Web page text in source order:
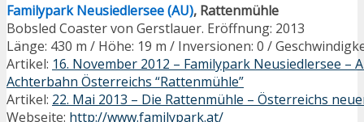
Familypark Neusiedlersee (AU), Rattenmühle
Bobsled Coaster von Gerstlauer. Eröffnung: 2013
Länge: 430 m / Höhe: 19 m / Inversionen: 0 /
Artikel: 16. November 2012 – Familypark Neusiedlersee –
Achterbahn Österreichs “Rattenmühle”
Artikel: 22. Mai 2013 – Die Rattenmühle – Österreichs
Webseite: http://www.familypark.at/